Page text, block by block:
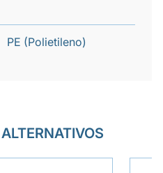
PE (Polietileno)